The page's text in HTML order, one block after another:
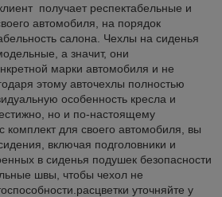
получает респектабельные и
автомобиля, на порядок
салона. Чехлы на сиденья
а значит, они
марки автомобиля и не
этому авточехлы полностью
особенность кресла и
но и по-настоящему
комплект для своего автомобиля, вы
включая подголовники и
в сиденья подушек безопасности
швы, чтобы чехол не
уточняйте у